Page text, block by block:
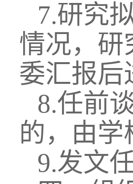
7.研究
情况，研
委汇报后
8.任前
的，由
9.发文